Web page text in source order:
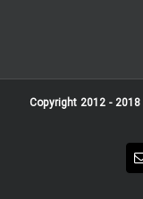
Copyright 2012 - 2018
Email